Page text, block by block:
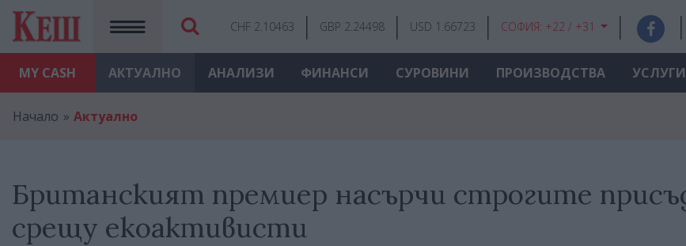
MY CASH
CHF 2.10463 GBP 2.24498 USD 1.66723 СОФИЯ: +22 / +31
АКТУАЛНО АНАЛИЗИ ФИНАНСИ СУРОВИНИ ПРОИЗВОДСТВА УСЛУГИ
Начало Актуално
Британският премиер насърчи строгите
срещу екоактивисти